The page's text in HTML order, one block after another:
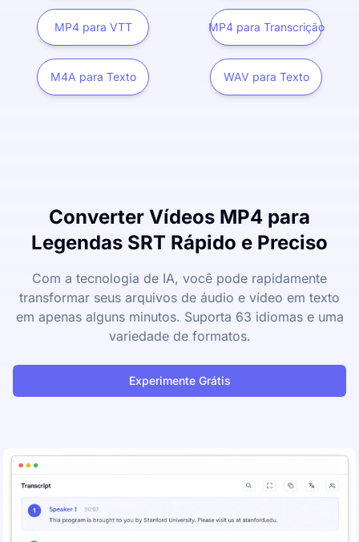
MP4 para VTT MP4 para Transcrição
M4A para Texto WAV para Texto
Converter Vídeos MP4 para
Legendas SRT Rápido e Preciso
Com a tecnologia de IA, você pode rapidamente
transformar seus arquivos de áudio e vídeo em texto
em apenas alguns minutos. Suporta 63 idiomas e uma
variedade de formatos.
Experimente Grátis